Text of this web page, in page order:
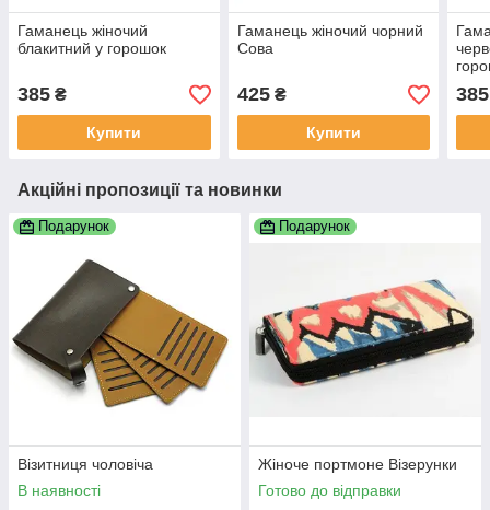
Гаманець жіночий
блакитний у горошок
385 ₴
Купити
Гаманець жіночий чорний
Сова
425₴
Купити
385
Акційні пропозиції та новинки
Подарунок
Візитниця чоловіча
В наявності
Подарунок
Жіноче портмоне Візерунки
Готово до відправки